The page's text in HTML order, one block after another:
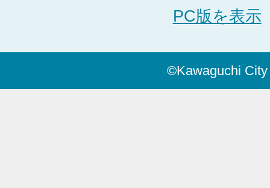
PC版を表示
©Kawaguchi City